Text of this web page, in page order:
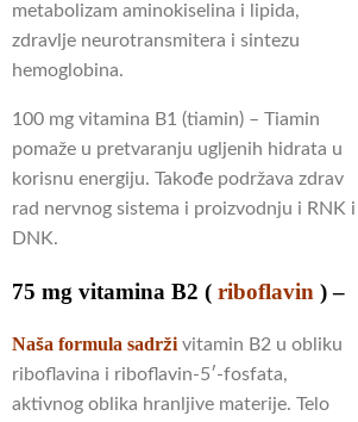
metabolizam aminokiselina i lipida,
zdravlje neurotransmitera i sintezu
hemoglobina.
100 mg vitamina B1 (tiamin) – Tiamin
pomaže u pretvaranju ugljenih hidrata u
korisnu energiju. Takođe podržava zdrav
rad nervnog sistema i proizvodnju i RNK i
DNK.
75 mg vitamina B2 ( riboflavin ) –
Naša formula sadrži vitamin B2 u obliku
riboflavina i riboflavin-5′-fosfata,
aktivnog oblika hranljive materije. Telo